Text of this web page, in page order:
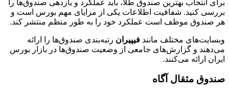
برای انتخاب بهترین صندوق طلا، باید عملکرد و بازدهی صندوق‌ها را
بررسی کنید. شفافیت اطلاعات یکی از مزایای مهم بورس است و
هر صندوق موظف است عملکرد خود را به طور منظم منتشر کند.
وبسایت‌های مختلف مانند فیپیران رتبه‌بندی صندوق‌ها را ارائه
می‌دهند و گزارش‌های جامعی از وضعیت صندوق‌ها در بازار بورس
ایران ارائه می‌کنند.
صندوق مثقال آگاه